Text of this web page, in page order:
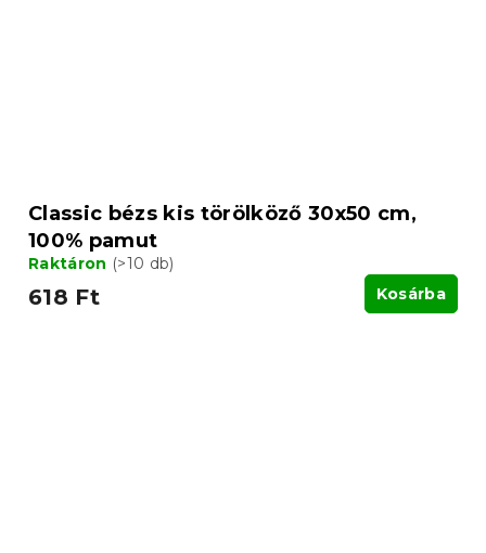
Classic bézs kis törölköző 30x50 cm,
100% pamut
Raktáron (>10 db)
618 Ft Kosárba